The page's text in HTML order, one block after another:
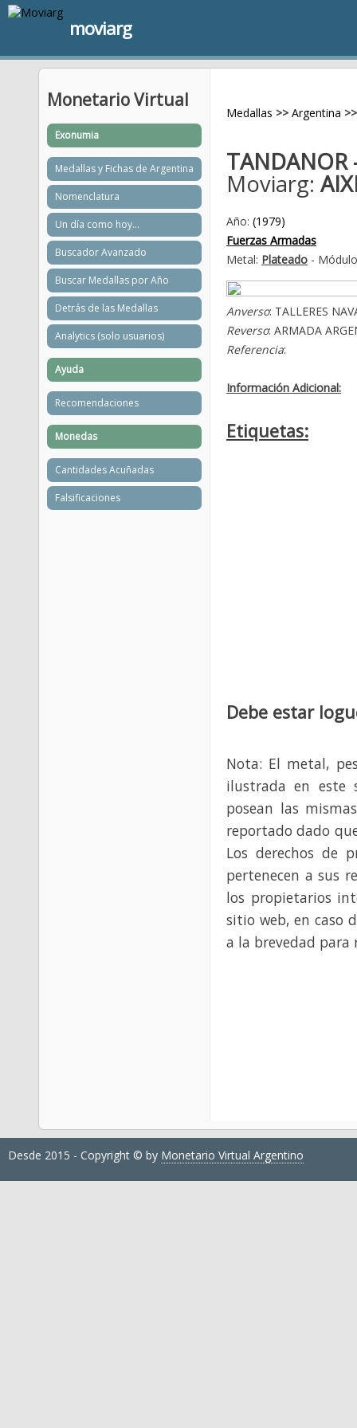
moviarg
Medallas >> Argentina >>
TANDANOR
Moviarg:
Año: (1979)
Fuerzas Armadas
Metal: Plateado -
Anverso: TALLERES
Reverso: ARMADA
Referencia:
Información Adicional:
Etiquetas:
Debe estar
Nota: El metal,
ilustrada en este
posean las
reportado dado
Los derechos de
pertenecen a sus
los propietarios
sitio web, en caso
a la brevedad para
Monetario Virtual
Exonumia
Medallas y Fichas de Argentina
Nomenclatura
Un día como hoy...
Buscador Avanzado
Buscar Medallas por Año
Detrás de las Medallas
Analytics (solo usuarios)
Ayuda
Recomendaciones
Monedas
Cantidades Acuñadas
Falsificaciones
Desde 2015 - Copyright © by Monetario Virtual Argentino